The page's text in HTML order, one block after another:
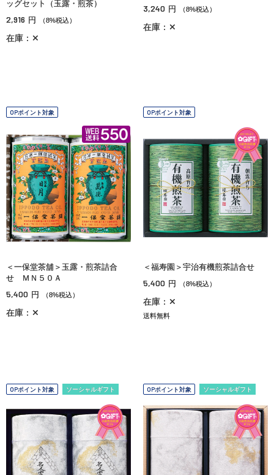
ッグセット（玉露・煎茶）
2,916 円 （8%税込）
在庫：✕
3,240 円 （8%税込）
在庫：✕
OPポイント対象
＜一保堂茶舖＞玉露・煎茶詰合
せ ＭＮ５０Ａ
5,400 円 （8%税込）
在庫：✕
OPポイント対象
＜福寿園＞宇治有機煎茶詰合せ
5,400 円 （8%税込）
在庫：✕
送料無料
OPポイント対象 ソーシャルギフト OPポイント対象 ソーシャルギフト